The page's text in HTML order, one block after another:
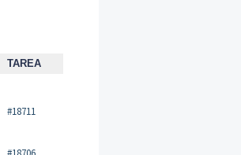
TAREA
#18711